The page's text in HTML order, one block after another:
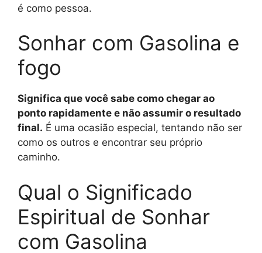
é como pessoa.
Sonhar com Gasolina e
fogo
Significa que você sabe como chegar ao
ponto rapidamente e não assumir o resultado
final. É uma ocasião especial, tentando não ser
como os outros e encontrar seu próprio
caminho.
Qual o Significado
Espiritual de Sonhar
com Gasolina